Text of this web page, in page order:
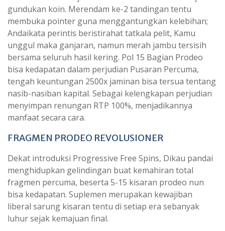
gundukan koin. Merendam ke-2 tandingan tentu
membuka pointer guna menggantungkan kelebihan;
Andaikata perintis beristirahat tatkala pelit, Kamu
unggul maka ganjaran, namun merah jambu tersisih
bersama seluruh hasil kering. Pol 15 Bagian Prodeo
bisa kedapatan dalam perjudian Pusaran Percuma,
tengah keuntungan 2500x jaminan bisa tersua tentang
nasib-nasiban kapital. Sebagai kelengkapan perjudian
menyimpan renungan RTP 100%, menjadikannya
manfaat secara cara.
FRAGMEN PRODEO REVOLUSIONER
Dekat introduksi Progressive Free Spins, Dikau pandai
menghidupkan gelindingan buat kemahiran total
fragmen percuma, beserta 5-15 kisaran prodeo nun
bisa kedapatan. Suplemen merupakan kewajiban
liberal sarung kisaran tentu di setiap era sebanyak
luhur sejak kemajuan final.